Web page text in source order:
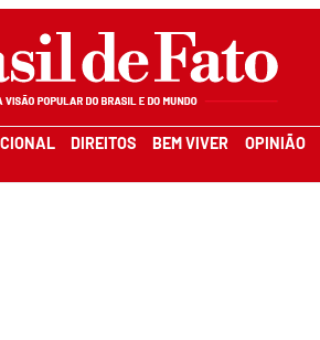
DIREITOS BEM VIVER OPINIÃO